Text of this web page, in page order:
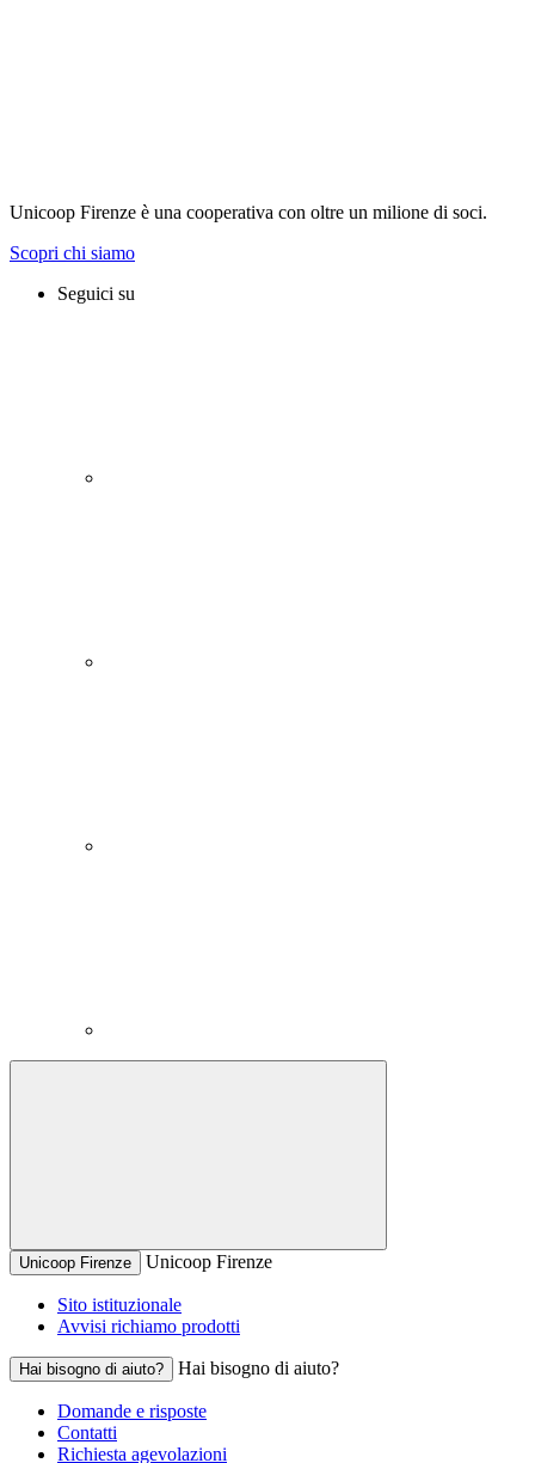
Unicoop Firenze è una cooperativa con oltre un milione di soci.
Scopri chi siamo
Seguici su
Unicoop Firenze Unicoop Firenze
Sito istituzionale
Avvisi richiamo prodotti
Hai bisogno di aiuto? Hai bisogno di aiuto?
Domande e risposte
Contatti
Richiesta agevolazioni